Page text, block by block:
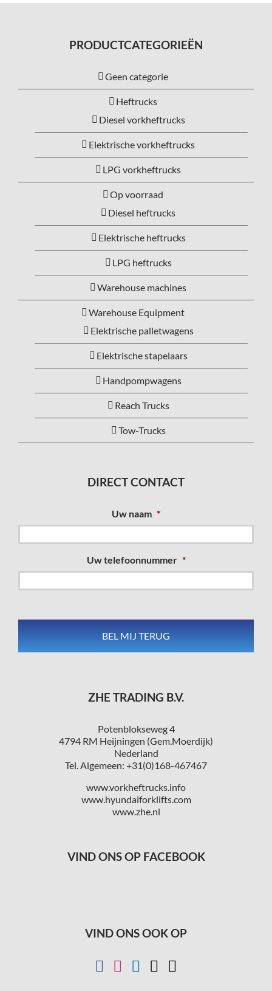
PRODUCTCATEGORIEËN
Geen categorie
Heftrucks
Diesel vorkheftrucks
Elektrische vorkheftrucks
LPG vorkheftrucks
Op voorraad
Diesel heftrucks
Elektrische heftrucks
LPG heftrucks
Warehouse machines
Warehouse Equipment
Elektrische palletwagens
Elektrische stapelaars
Handpompwagens
Reach Trucks
Tow-Trucks
DIRECT CONTACT
Uw naam *
Uw telefoonnummer *
ZHE TRADING B.V.
Potenblokseweg 4
4794 RM Heijningen (Gem.Moerdijk)
Nederland
Tel. Algemeen: +31(0)168-467467
www.vorkheftrucks.info
www.hyundaiforklifts.com
www.zhe.nl
VIND ONS OP FACEBOOK
VIND ONS OOK OP